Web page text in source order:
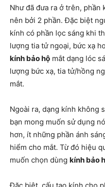
Như đã đưa ra ở trên,
nên bởi 2 phần. Đặc biệt
kính có phần lọc sáng khi
lượng tia tử ngoại, bức xạ
kính bảo hộ mắt dạng lóc
lượng bức xạ, tia tử/hồng
mắt.
Ngoài ra, dạng kính không
bạn mong muốn sử dụng
hơn, ít những phần ánh
hiểm cho mắt. Từ đó hiệu
muốn chọn dùng kính bảo